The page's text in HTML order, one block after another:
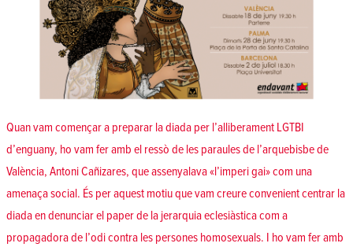
Quan vam començar a preparar la diada per l’alliberament LGTBI
d’enguany, ho vam fer amb el ressò de les paraules de l’arquebisbe de
València, Antoni Cañizares, que assenyalava «l’imperi gai» com una
amenaça social. És per aquest motiu que vam creure convenient centrar la
diada en denunciar el paper de la jerarquia eclesiàstica com a
propagadora de l’odi contra les persones homosexuals. I ho vam fer amb